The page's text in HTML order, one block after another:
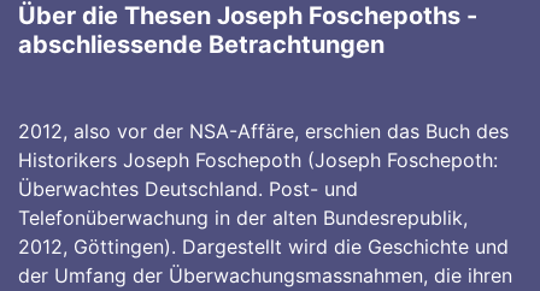
Über die Thesen Joseph Foschepoths -
abschliessende Betrachtungen
2012, also vor der NSA-Affäre, erschien das Buch des
Historikers Joseph Foschepoth (Joseph Foschepoth:
Überwachtes Deutschland. Post- und
Telefonüberwachung in der alten Bundesrepublik,
2012, Göttingen). Dargestellt wird die Geschichte und
der Umfang der Überwachungsmassnahmen, die ihren